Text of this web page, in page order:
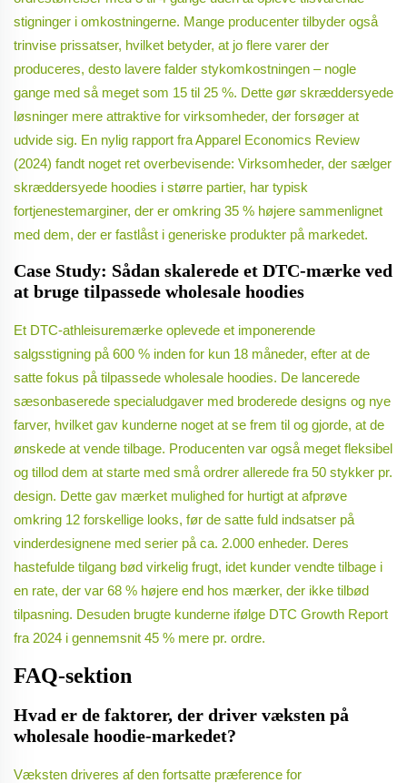
stigninger i omkostningerne. Mange producenter tilbyder også
trinvise prissatser, hvilket betyder, at jo flere varer der
produceres, desto lavere falder stykomkostningen – nogle
gange med så meget som 15 til 25 %. Dette gør skræddersyede
løsninger mere attraktive for virksomheder, der forsøger at
udvide sig. En nylig rapport fra Apparel Economics Review
(2024) fandt noget ret overbevisende: Virksomheder, der sælger
skræddersyede hoodies i større partier, har typisk
fortjenestemarginer, der er omkring 35 % højere sammenlignet
med dem, der er fastlåst i generiske produkter på markedet.
Case Study: Sådan skalerede et DTC-mærke ved
at bruge tilpassede wholesale hoodies
Et DTC-athleisuremærke oplevede et imponerende
salgsstigning på 600 % inden for kun 18 måneder, efter at de
satte fokus på tilpassede wholesale hoodies. De lancerede
sæsonbaserede specialudgaver med broderede designs og nye
farver, hvilket gav kunderne noget at se frem til og gjorde, at de
ønskede at vende tilbage. Producenten var også meget fleksibel
og tillod dem at starte med små ordrer allerede fra 50 stykker pr.
design. Dette gav mærket mulighed for hurtigt at afprøve
omkring 12 forskellige looks, før de satte fuld indsatser på
vinderdesignene med serier på ca. 2.000 enheder. Deres
hastefulde tilgang bød virkelig frugt, idet kunder vendte tilbage i
en rate, der var 68 % højere end hos mærker, der ikke tilbød
tilpasning. Desuden brugte kunderne ifølge DTC Growth Report
fra 2024 i gennemsnit 45 % mere pr. ordre.
FAQ-sektion
Hvad er de faktorer, der driver væksten på
wholesale hoodie-markedet?
Væksten driveres af den fortsatte præference for